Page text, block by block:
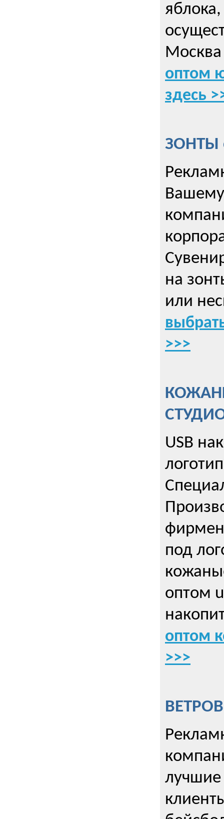
Москва
оптом
здесь
ЗОНТЫ
на
или
>>>
USB
под
оптом
оптом
>>>